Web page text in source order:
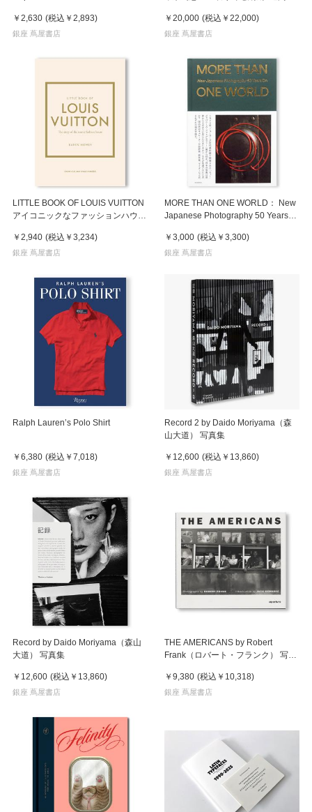
￥2,630 (税込 ￥2,893)
銀座 蔦屋書店
￥20,000 (税込 ￥22,000)
銀座 蔦屋書店
LITTLE BOOK OF LOUIS VUITTON
アイコニックなファッションハウ
￥2,940 (税込 ￥3,234)
銀座 蔦屋書店
MORE THAN ONE WORLD： New
Japanese Photography 50 Years
トグラフィーから50年のいま
￥3,000 (税込 ￥3,300)
銀座 蔦屋書店
Ralph Lauren’s Polo Shirt
￥6,380 (税込 ￥7,018)
銀座 蔦屋書店
Record 2 by Daido Moriyama（森
山大道） 写真集
￥12,600 (税込 ￥13,860)
銀座 蔦屋書店
Record by Daido Moriyama（森山
大道） 写真集
￥12,600 (税込 ￥13,860)
銀座 蔦屋書店
THE AMERICANS by Robert
Frank（ロバート・フランク） 写真
￥9,380 (税込 ￥10,318)
銀座 蔦屋書店